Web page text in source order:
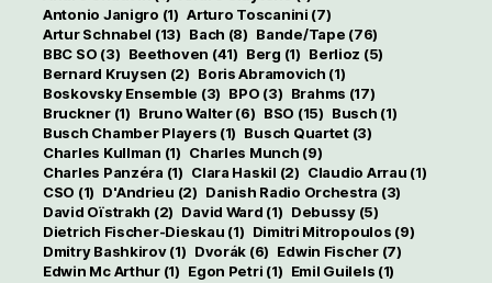
Antonio Janigro (1) Arturo Toscanini (7)
Artur Schnabel (13) Bach (8) Bande/Tape (76)
BBC SO (3) Beethoven (41) Berg (1) Berlioz (5)
Bernard Kruysen (2) Boris Abramovich (1)
Boskovsky Ensemble (3) BPO (3) Brahms (17)
Bruckner(1) Bruno Walter(6) BSO (15) Busch (1)
Busch Chamber Players (1) Busch Quartet(3)
Charles Kullman (1) Charles Munch (9)
Charles Panzéra (1) Clara Haskil (2) Claudio Arrau (1)
CSO (1) D'Andrieu (2) Danish Radio Orchestra (3)
David Oïstrakh (2) David Ward (1) Debussy(5)
Dietrich Fischer-Dieskau (1) Dimitri Mitropoulos (9)
Dmitry Bashkirov(1) Dvorák (6) Edwin Fischer(7)
Edwin Mc Arthur(1) Egon Petri (1) Emil Guilels (1)